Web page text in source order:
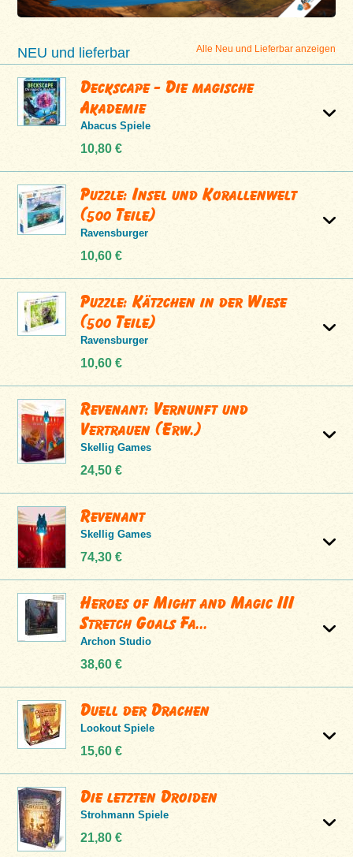
Alle Neu und Lieferbar anzeigen
NEU und lieferbar
Deckscape - Die magische
Akademie
Abacus Spiele
10,80 €
Puzzle: Insel und Korallenwelt
(500 Teile)
Ravensburger
10,60 €
Puzzle: Kätzchen in der Wiese
(500 Teile)
Ravensburger
10,60 €
Revenant: Vernunft und
Vertrauen (Erw.)
Skellig Games
24,50 €
Revenant
Skellig Games
74,30 €
Heroes of Might and Magic III
Stretch Goals Fa...
Archon Studio
38,60 €
Duell der Drachen
Lookout Spiele
15,60 €
Die letzten Droiden
Strohmann Spiele
21,80 €